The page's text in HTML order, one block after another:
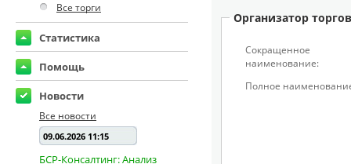
Все торги
Статистика
Помощь
Новости
Все новости
09.06.2026 11:15
БСР-Консалтинг: Анализ
Организатор торгов
Сокращенное
наименование:
Полное